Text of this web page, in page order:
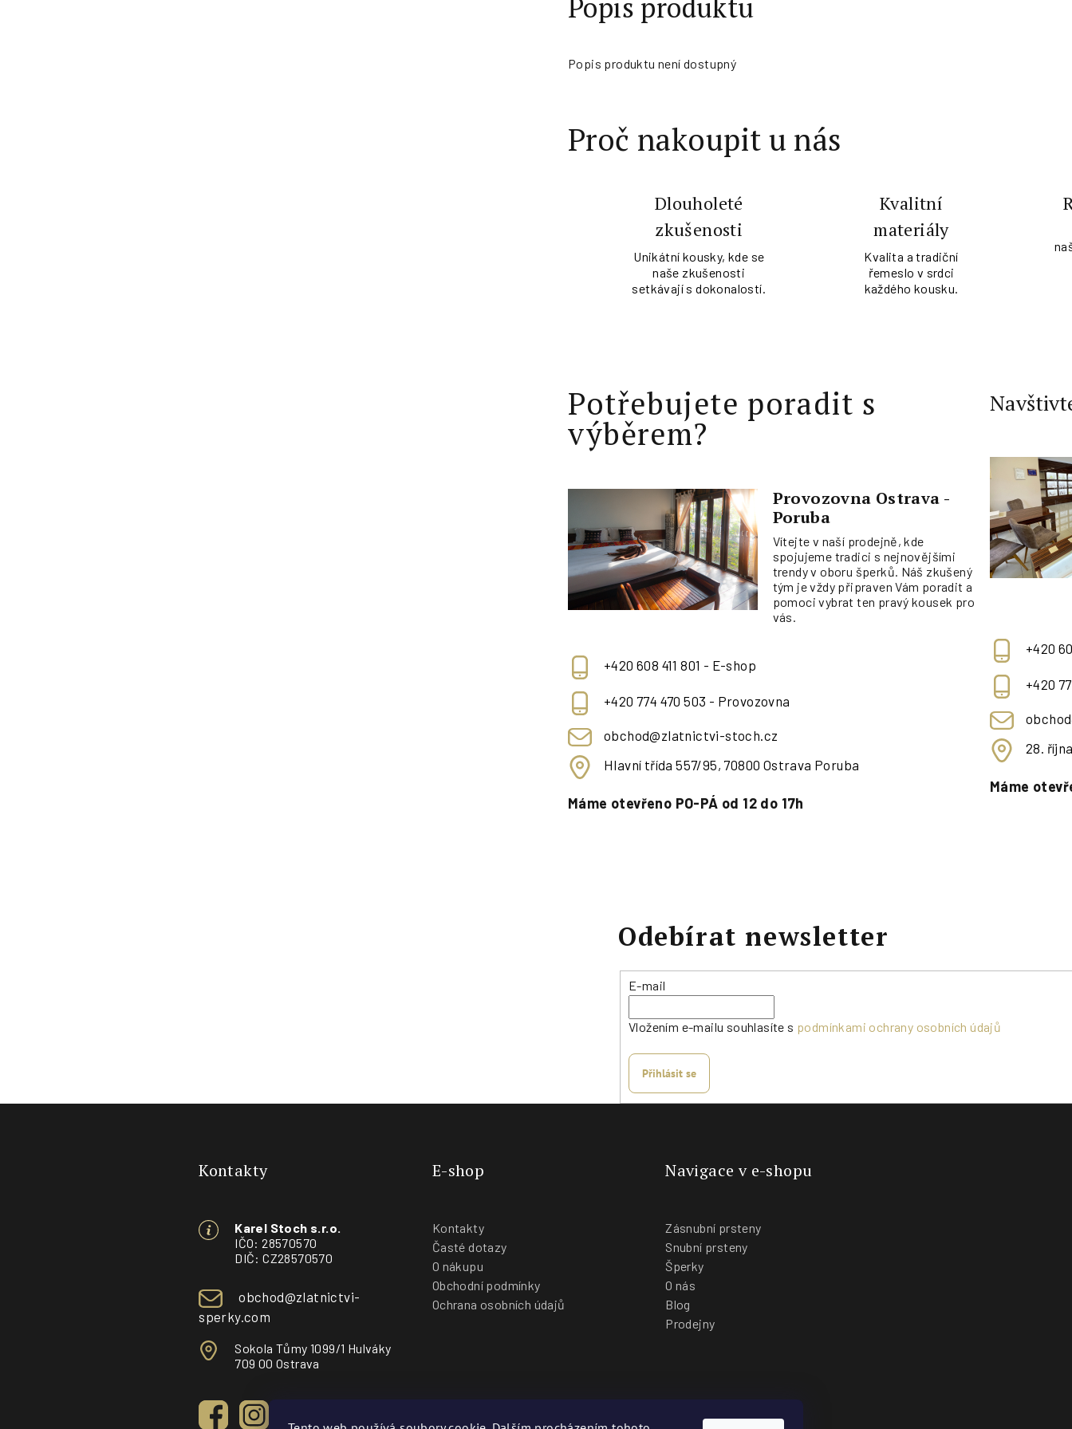
Popis produktu
Popis produktu není dostupný
Proč nakoupit u nás
Dlouholeté
zkušenosti
Unikátní kousky, kde se
naše zkušenosti
setkávají s dokonalostí.
Kvalitní
materiály
Kvalita a tradiční
řemeslo v srdci
každého kousku.
Potřebujete poradit s
výběrem?
Provozovna Ostrava -
Poruba
Vítejte v naší prodejně, kde
spojujeme tradici s nejnovějšími
trendy v oboru šperků. Náš zkušený
tým je vždy připraven Vám poradit a
pomoci vybrat ten pravý kousek pro
vás.
+420 608 411 801 - E-shop
+420 774 470 503 - Provozovna
obchod@zlatnictvi-stoch.cz
Hlavní třída 557/95, 70800 Ostrava Poruba
Máme otevřeno PO-PÁ od 12 do 17h
+420
+420
28.
Máme
Odebírat newsletter
E-mail
Vložením e-mailu souhlasíte s podmínkami ochrany osobních údajů
Přihlásit se
Kontakty
Karel Stoch s.r.o.
IČO: 28570570
DIČ: CZ28570570
obchod@zlatnictvi-
sperky.com
Sokola Tůmy 1099/1 Hulváky
709 00 Ostrava
E-shop
Kontakty
Časté dotazy
O nákupu
Obchodní podmínky
Ochrana osobních údajů
Navigace v e-shopu
Zásnubní prsteny
Snubní prsteny
Šperky
O nás
Blog
Prodejny